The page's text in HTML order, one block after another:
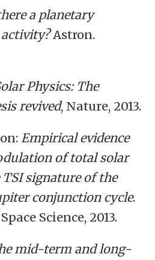
a planetary
Astron.
Physics: The
revived, Nature, 2013.
Empirical evidence
of total solar
signature of the
conjunction cycle.
Science, 2013.
mid-term and long-